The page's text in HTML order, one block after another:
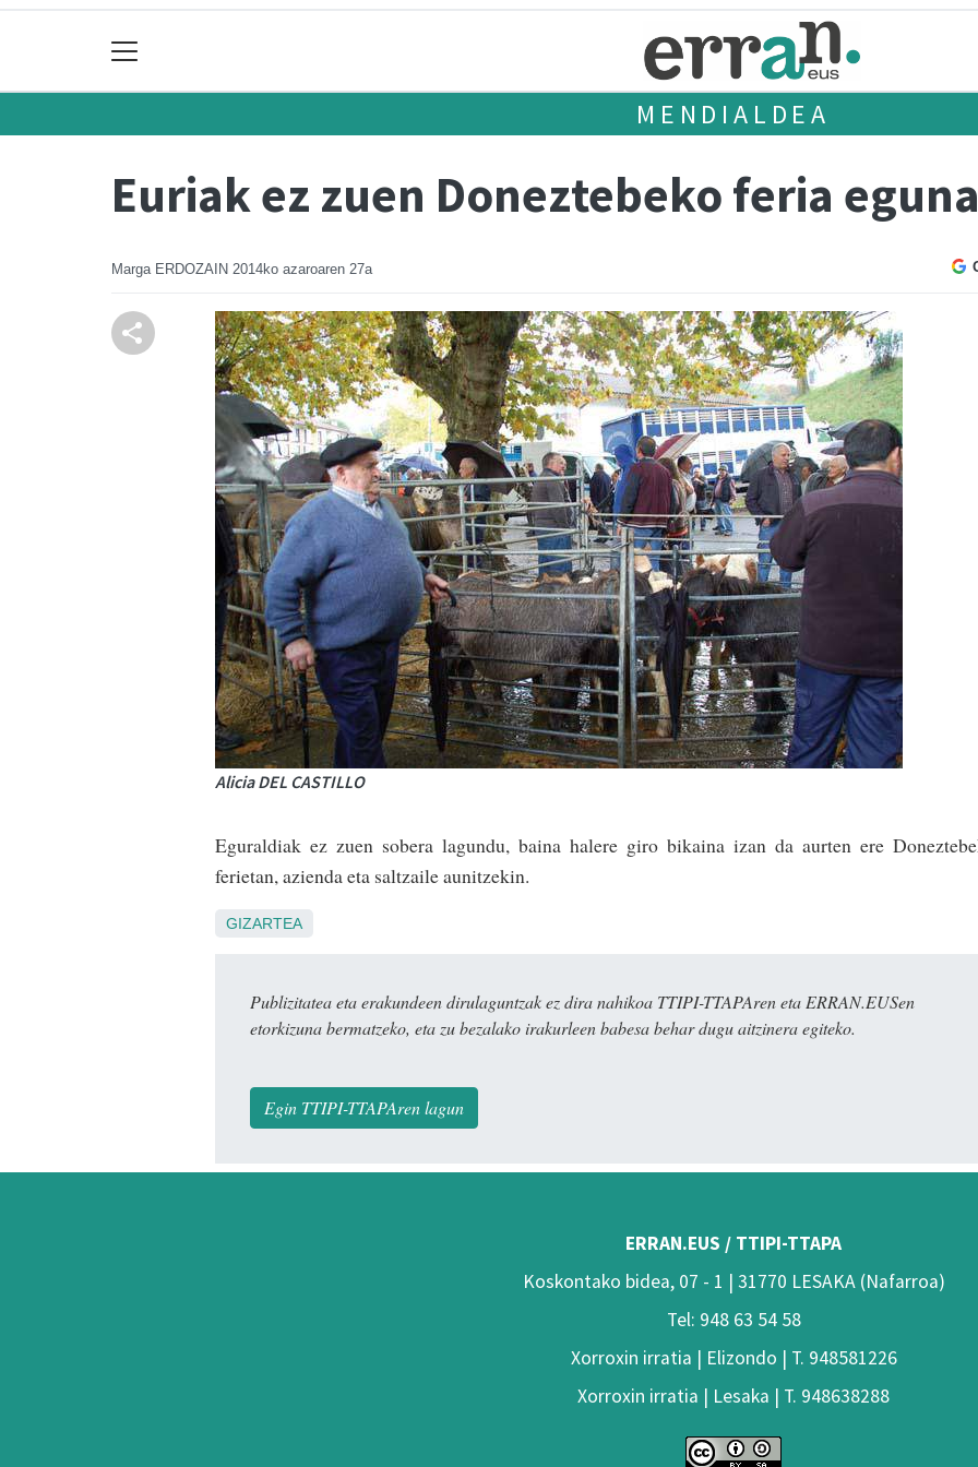
MENDIALDEA
Euriak ez zuen Doneztebeko feria
Marga ERDOZAIN 2014ko azaroaren 27a
Alicia DEL CASTILLO
Eguraldiak ez zuen sobera lagundu, baina halere giro bikaina izan da aurten ere
ferietan, azienda eta saltzaile aunitzekin.
GIZARTEA
Publizitatea eta erakundeen dirulaguntzak ez dira nahikoa TTIPI-TTAPAren eta ERRAN.EUSen
etorkizuna bermatzeko, eta zu bezalako irakurleen babesa behar dugu aitzinera egiteko.
Egin TTIPI-TTAPAren lagun
ERRAN.EUS / TTIPI-TTAPA
Koskontako bidea, 07 - 1 | 31770 LESAKA (Nafarroa)
Tel: 948 63 54 58
Xorroxin irratia | Elizondo | T. 948581226
Xorroxin irratia | Lesaka | T. 948638288